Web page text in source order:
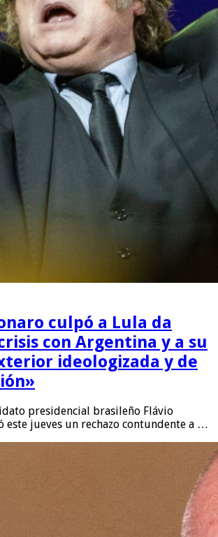
culpó a Lula da
con Argentina y a su
ideologizada y de
presidencial brasileño Flávio
este jueves un rechazo contundente a …